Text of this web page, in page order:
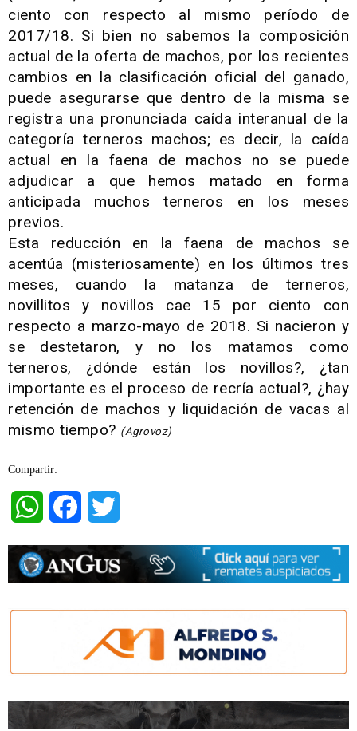
ciento con respecto al mismo período de
2017/18. Si bien no sabemos la composición
actual de la oferta de machos, por los recientes
cambios en la clasificación oficial del ganado,
puede asegurarse que dentro de la misma se
registra una pronunciada caída interanual de la
categoría terneros machos; es decir, la caída
actual en la faena de machos no se puede
adjudicar a que hemos matado en forma
anticipada muchos terneros en los meses
previos.
Esta reducción en la faena de machos se
acentúa (misteriosamente) en los últimos tres
meses, cuando la matanza de terneros,
novillitos y novillos cae 15 por ciento con
respecto a marzo-mayo de 2018. Si nacieron y
se destetaron, y no los matamos como
terneros, ¿dónde están los novillos?, ¿tan
importante es el proceso de recría actual?, ¿hay
retención de machos y liquidación de vacas al
mismo tiempo? (Agrovoz)
Compartir:
WhatsAppFacebook